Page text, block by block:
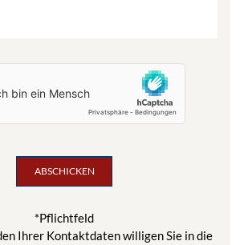
*Pflichtfeld
Ihrer Kontaktdaten willigen Sie in die